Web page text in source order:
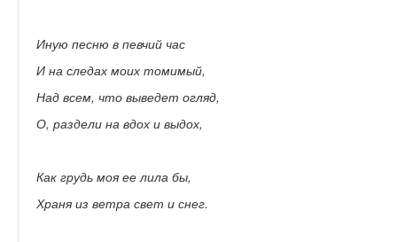
Иную песню в певчий час
И на следах моих томимый,
Над всем, что выведет огляд,
О, раздели на вдох и выдох,
Как грудь моя ее лила бы,
Храня из ветра свет и снег.